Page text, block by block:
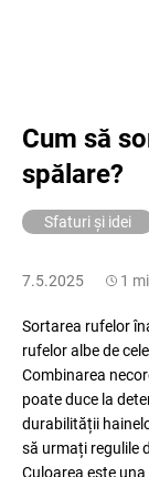
Cum să
spălare?
Sfaturi și idei
7.5.2025 1
Sortarea rufelor
rufelor albe de
Combinarea
poate duce la
durabilității
să urmați regulile
Culoarea este